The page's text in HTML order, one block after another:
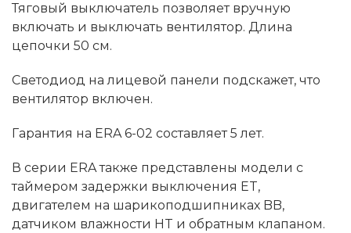
Тяговый выключатель позволяет вручную
включать и выключать вентилятор. Длина
цепочки 50 см.
Светодиод на лицевой панели подскажет, что
вентилятор включен.
Гарантия на ERA 6-02 составляет 5 лет.
В серии ERA также представлены модели с
таймером задержки выключения ET,
двигателем на шарикоподшипниках BB,
датчиком влажности HT и обратным клапаном.